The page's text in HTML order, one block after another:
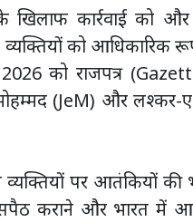
कार्रवाई को और
को आधिकारिक
को राजपत्र
(JeM) और
पर आतंकियों की
कराने और भारत में